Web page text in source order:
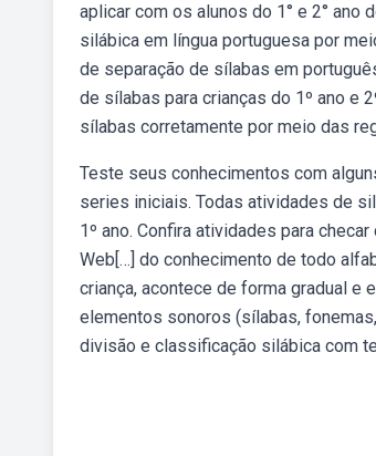
aplicar com os alunos do 1° e 2°
silábica em língua portuguesa por
de separação de sílabas em
de sílabas para crianças do 1º ano e
sílabas corretamente por meio das
Teste seus conhecimentos com
series iniciais. Todas atividades de
1º ano. Confira atividades para
Web[…] do conhecimento de todo
criança, acontece de forma gradual
elementos sonoros (sílabas,
divisão e classificação silábica com